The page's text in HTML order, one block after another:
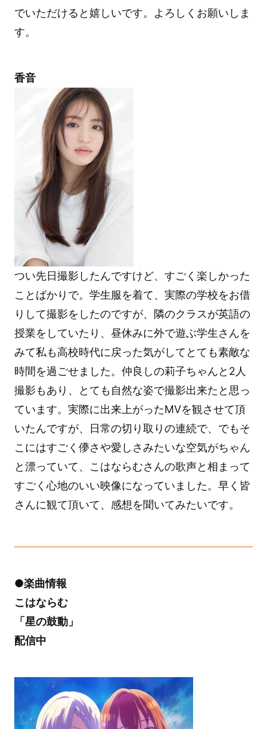
でいただけると嬉しいです。よろしくお願いしま
す。
香音
つい先日撮影したんですけど、すごく楽しかった
ことばかりで。学生服を着て、実際の学校をお借
りして撮影をしたのですが、隣のクラスが英語の
授業をしていたり、昼休みに外で遊ぶ学生さんを
みて私も高校時代に戻った気がしてとても素敵な
時間を過ごせました。仲良しの莉子ちゃんと2人
撮影もあり、とても自然な姿で撮影出来たと思っ
ています。実際に出来上がったMVを観させて頂
いたんですが、日常の切り取りの連続で、でもそ
こにはすごく儚さや愛しさみたいな空気がちゃん
と漂っていて、こはならむさんの歌声と相まって
すごく心地のいい映像になっていました。早く皆
さんに観て頂いて、感想を聞いてみたいです。
●楽曲情報
こはならむ
「星の鼓動」
配信中